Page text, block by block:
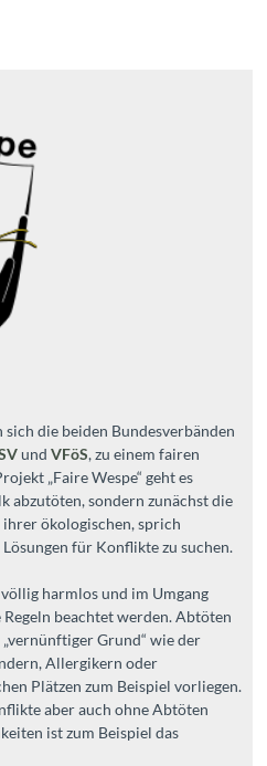
die beiden Bundesverbänden
und VFöS, zu einem fairen
„Faire Wespe“ geht es
abzutöten, sondern zunächst die
ökologischen, sprich
für Konflikte zu suchen.
harmlos und im Umgang
beachtet werden. Abtöten
Grund“ wie der
Allergikern oder
Plätzen zum Beispiel vorliegen.
aber auch ohne Abtöten
ist zum Beispiel das